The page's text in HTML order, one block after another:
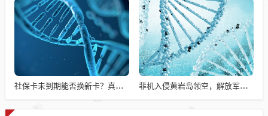
社保卡未到期能否换新卡？真相揭秘！ 菲机入侵黄岩岛领空，解放军迅速驱离事件揭秘